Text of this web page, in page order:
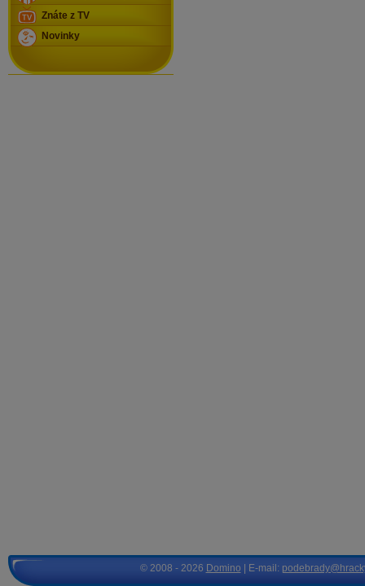
Znáte z TV
Novinky
© 2008 - 2026 Domino | E-mail: